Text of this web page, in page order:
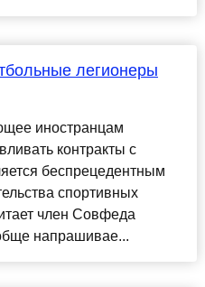
легионеры
иностранцам
контракты с
беспрецедентным
спортивных
член Совфеда
напрашивае...